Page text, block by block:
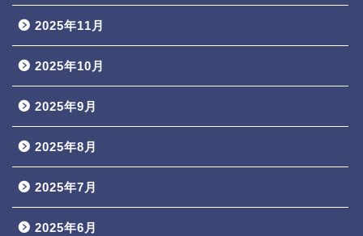
2025年11月
2025年10月
2025年9月
2025年8月
2025年7月
2025年6月